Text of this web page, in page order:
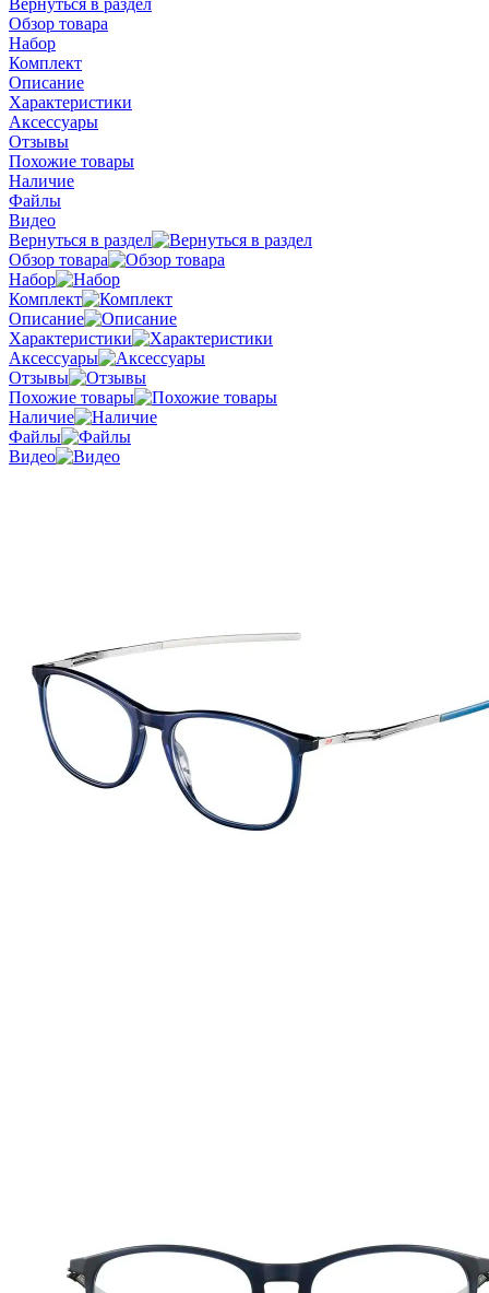
Вернуться в раздел
Обзор товара
Набор
Комплект
Описание
Характеристики
Аксессуары
Отзывы
Похожие товары
Наличие
Файлы
Видео
Вернуться в раздел
Обзор товара
Набор
Комплект
Описание
Характеристики
Аксессуары
Отзывы
Похожие товары
Наличие
Файлы
Видео